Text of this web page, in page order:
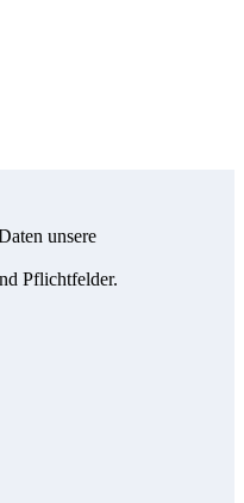
unsere
Pflichtfelder.